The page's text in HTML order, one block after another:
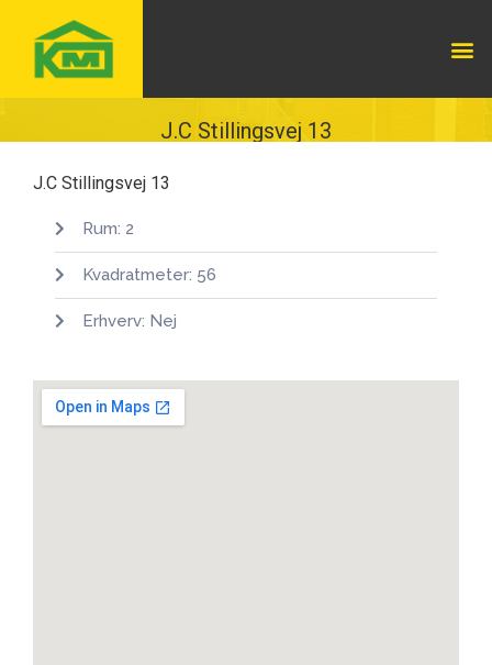
J.C Stillingsvej 13
J.C Stillingsvej 13
Rum: 2
Kvadratmeter: 56
Erhverv: Nej